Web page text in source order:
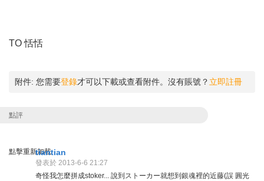
TO 恬恬
附件: 您需要登錄才可以下載或查看附件。沒有賬號？ 立即註冊
點評
點擊重新加載tiantian
發表於 2013-6-6 21:27
奇怪我怎麼拼成stoker... 說到ストーカー就想到銀魂裡的近藤(誤 圓光